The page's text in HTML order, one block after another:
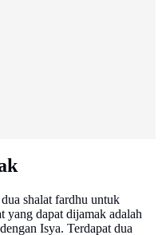
shalat fardhu untuk
yang dapat dijamak adalah
Isya. Terdapat dua